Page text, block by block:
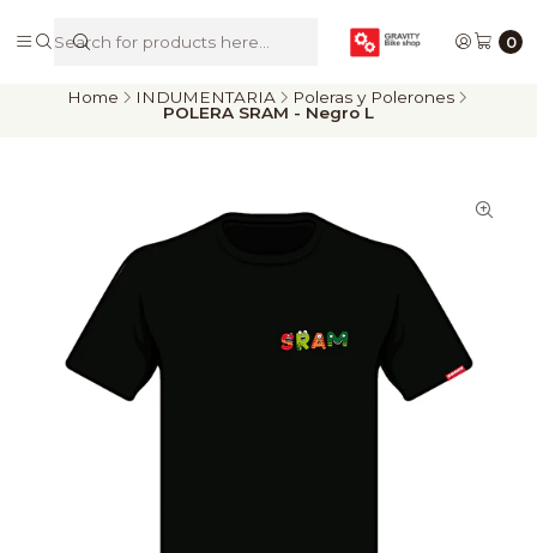
0
De Riders para Riders
Home INDUMENTARIA
Poleras y Polerones
POLERA SRAM - Negro L